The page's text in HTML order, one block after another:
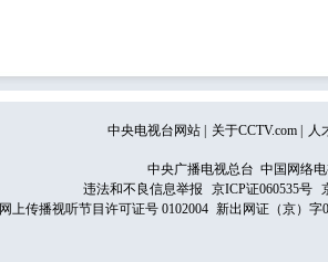
中央电视台网站 关于CCTV.com 人
中央广播电视总台 中国网络
违法和不良信息举报
京ICP证060535号
网上传播视听节目许可证号 0102004 新出网证（京）